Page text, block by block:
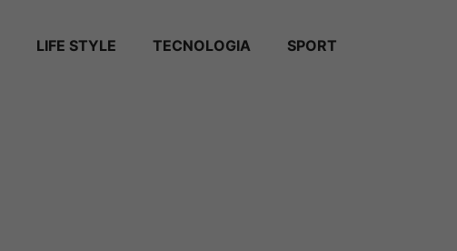
LIFE STYLE TECNOLOGIA SPORT